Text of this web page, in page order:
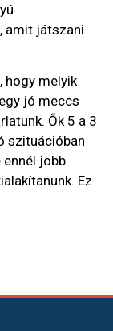
amit játszani
hogy melyik
jó meccs
Ők 5 a 3
szituációban
ennél jobb
Ez